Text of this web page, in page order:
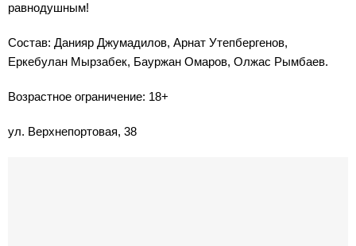
равнодушным!
Состав: Данияр Джумадилов, Арнат Утепбергенов,
Еркебулан Мырзабек, Бауржан Омаров, Олжас Рымбаев.
Возрастное ограничение: 18+
ул. Верхнепортовая, 38